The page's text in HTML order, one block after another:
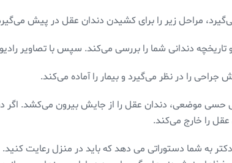
مراحل زیر را برای کشیدن دندان عقل در پیش
و تاریخچه دندانی شما را بررسی می‌کند. سپس با تصاویر
را در نظر می‌گیرد و بیمار را آماده می‌کند.
حسی موضعی، دندان عقل را از جایش بیرون می‌کشد. اگر
را خارج می‌کند.
به شما دستوراتی می دهد که باید در منزل رعایت